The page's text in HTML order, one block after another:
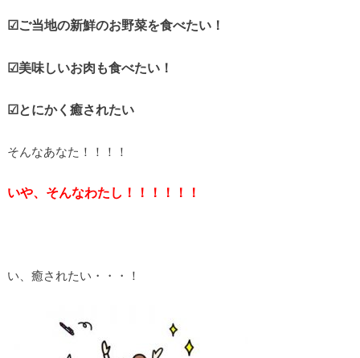
☑︎ご当地の新鮮のお野菜を食べたい！
☑︎美味しいお肉も食べたい！
☑︎とにかく癒されたい
そんなあなた！！！！
いや、そんなわたし！！！！！！
い、癒されたい・・・！